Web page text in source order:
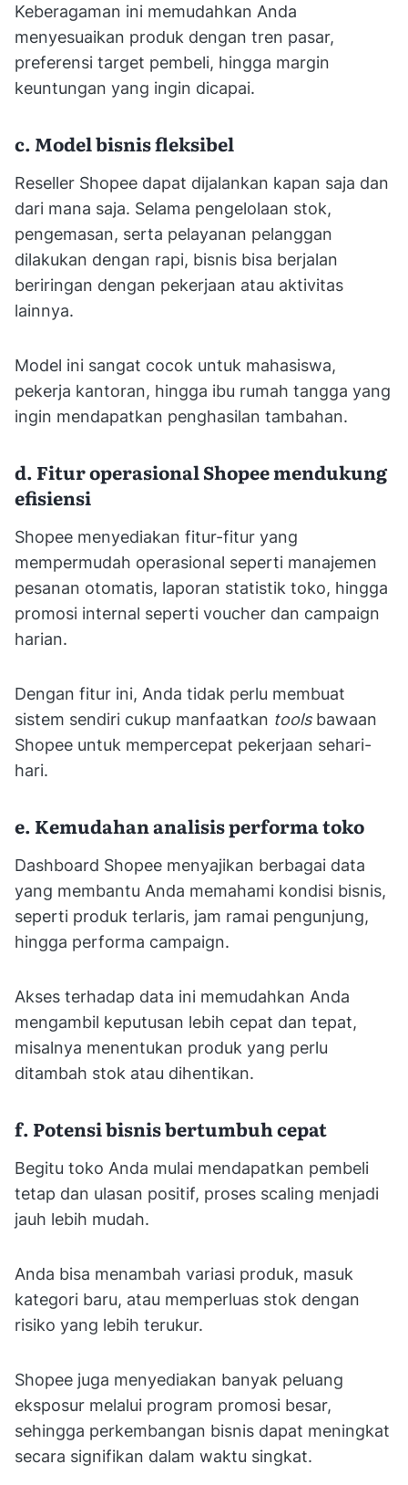
Keberagaman ini memudahkan Anda
menyesuaikan produk dengan tren pasar,
preferensi target pembeli, hingga margin
keuntungan yang ingin dicapai.
c. Model bisnis fleksibel
Reseller Shopee dapat dijalankan kapan saja dan
dari mana saja. Selama pengelolaan stok,
pengemasan, serta pelayanan pelanggan
dilakukan dengan rapi, bisnis bisa berjalan
beriringan dengan pekerjaan atau aktivitas
lainnya.
Model ini sangat cocok untuk mahasiswa,
pekerja kantoran, hingga ibu rumah tangga yang
ingin mendapatkan penghasilan tambahan.
d. Fitur operasional Shopee mendukung
efisiensi
Shopee menyediakan fitur-fitur yang
mempermudah operasional seperti manajemen
pesanan otomatis, laporan statistik toko, hingga
promosi internal seperti voucher dan campaign
harian.
Dengan fitur ini, Anda tidak perlu membuat
sistem sendiri cukup manfaatkan toolsbawaan
Shopee untuk mempercepat pekerjaan sehari-
hari.
e. Kemudahan analisis performa toko
Dashboard Shopee menyajikan berbagai data
yang membantu Anda memahami kondisi bisnis,
seperti produk terlaris, jam ramai pengunjung,
hingga performa campaign.
Akses terhadap data ini memudahkan Anda
mengambil keputusan lebih cepat dan tepat,
misalnya menentukan produk yang perlu
ditambah stok atau dihentikan.
f. Potensi bisnis bertumbuh cepat
Begitu toko Anda mulai mendapatkan pembeli
tetap dan ulasan positif, proses scaling menjadi
jauh lebih mudah.
Anda bisa menambah variasi produk, masuk
kategori baru, atau memperluas stok dengan
risiko yang lebih terukur.
Shopee juga menyediakan banyak peluang
eksposur melalui program promosi besar,
sehingga perkembangan bisnis dapat meningkat
secara signifikan dalam waktu singkat.